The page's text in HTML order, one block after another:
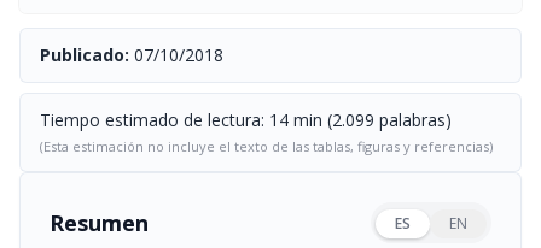
Publicado: 07/10/2018
Tiempo estimado de lectura: 14 min (2.099 palabras)
(Esta estimación no incluye el texto de las tablas, figuras y referencias)
Resumen ES EN